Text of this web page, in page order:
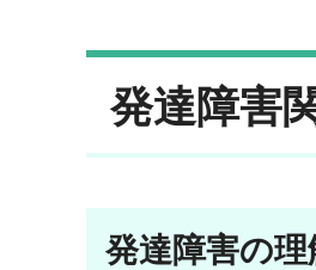
発達障害
発達障害の